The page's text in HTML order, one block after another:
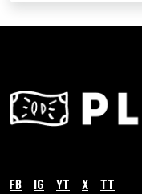
FB IG YT X TT